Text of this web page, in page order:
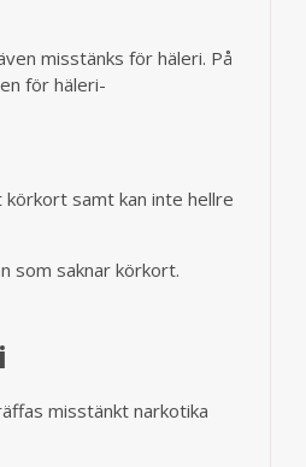
misstänks för häleri. På
för häleri-
samt kan inte hellre
som saknar körkort.
misstänkt narkotika